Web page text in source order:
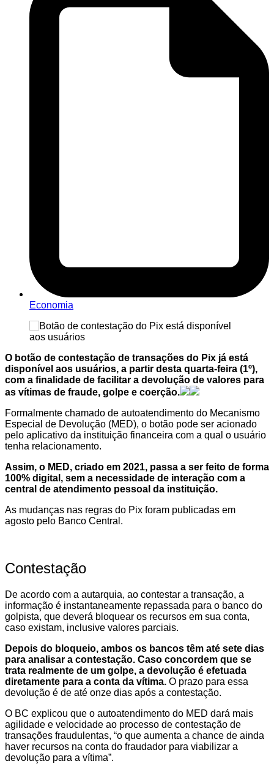
Economia
O botão de contestação de transações do Pix já está
disponível aos usuários, a partir desta quarta-feira (1º),
com a finalidade de facilitar a devolução de valores para
as vítimas de fraude, golpe e coerção.
Formalmente chamado de autoatendimento do Mecanismo
Especial de Devolução (MED), o botão pode ser acionado
pelo aplicativo da instituição financeira com a qual o usuário
tenha relacionamento.
Assim, o MED, criado em 2021, passa a ser feito de forma
100% digital, sem a necessidade de interação com a
central de atendimento pessoal da instituição.
As mudanças nas regras do Pix foram publicadas em
agosto pelo Banco Central.
Contestação
De acordo com a autarquia, ao contestar a transação, a
informação é instantaneamente repassada para o banco do
golpista, que deverá bloquear os recursos em sua conta,
caso existam, inclusive valores parciais.
Depois do bloqueio, ambos os bancos têm até sete dias
para analisar a contestação. Caso concordem que se
trata realmente de um golpe, a devolução é efetuada
diretamente para a conta da vítima. O prazo para essa
devolução é de até onze dias após a contestação.
O BC explicou que o autoatendimento do MED dará mais
agilidade e velocidade ao processo de contestação de
transações fraudulentas, “o que aumenta a chance de ainda
haver recursos na conta do fraudador para viabilizar a
devolução para a vítima”.